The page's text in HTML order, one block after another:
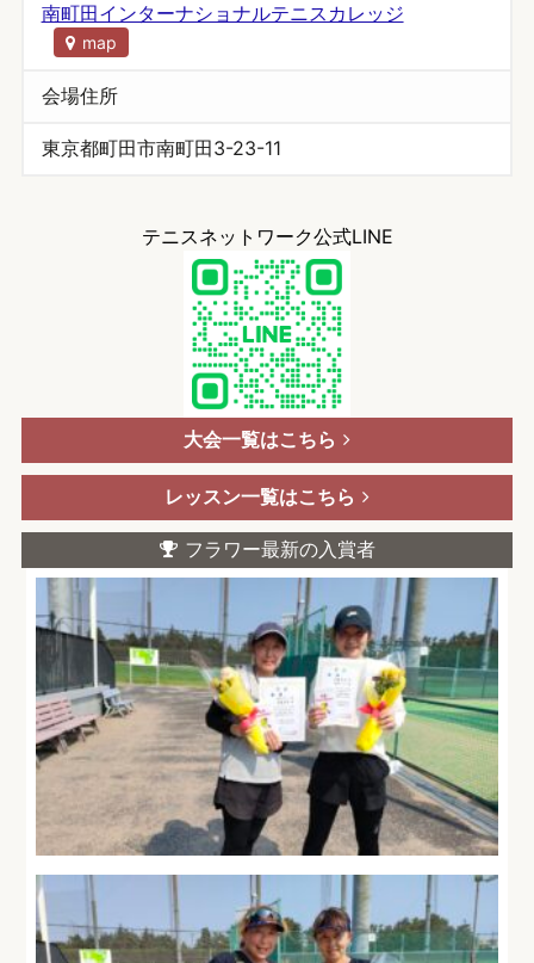
南町田インターナショナルテニスカレッジ
map
会場住所
東京都町田市南町田3-23-11
テニスネットワーク公式LINE
大会一覧はこちら
レッスン一覧はこちら
フラワー最新の入賞者